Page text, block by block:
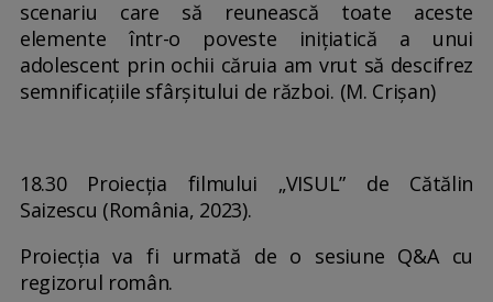
scenariu care să reunească toate aceste
elemente într-o poveste inițiatică a unui
adolescent prin ochii căruia am vrut să descifrez
semnificațiile sfârșitului de război. (M. Crișan)
18.30 Proiecția filmului „VISUL” de Cătălin
Saizescu (România, 2023).
Proiecția va fi urmată de o sesiune Q&A cu
regizorul român.